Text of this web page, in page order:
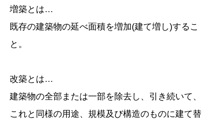
増築とは…
既存の建築物の延べ面積を増加(建て増し)するこ
と。
改築とは…
建築物の全部または一部を除去し、引き続いて、
これと同様の用途、規模及び構造のものに建て替